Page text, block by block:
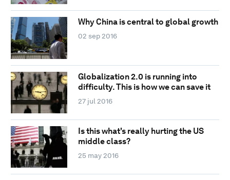
Why China is central to global growth
02 sep 2016
Globalization 2.0 is running into
difficulty. This is how we can save it
27 jul 2016
Is this what's really hurting the US
middle class?
25 may 2016